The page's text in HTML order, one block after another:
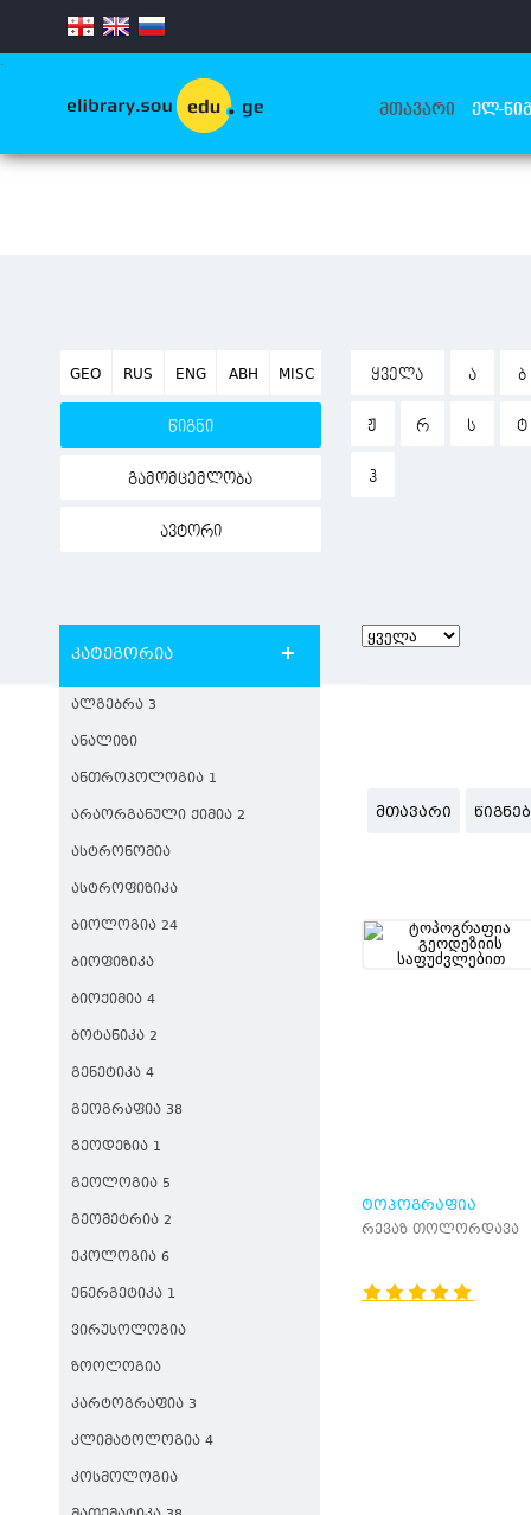
.
ᲛᲗᲐᲕᲐᲠᲘ ᲔᲚ-
GEO RUS ENG ABH MISC
წიგნი
გამომცემლობა
ავტორი
ᲧᲕᲔᲚᲐ Ა Ბ
Ჟ Რ Ს Ტ
Ჰ
კატეგორია
ᲐᲚᲒᲔᲑᲠᲐ 3
ᲐᲜᲐᲚᲘᲖᲘ
ᲐᲜᲗᲠᲝᲞᲝᲚᲝᲒᲘᲐ 1
ᲐᲠᲐᲝᲠᲒᲐᲜᲣᲚᲘ ᲥᲘᲛᲘᲐ 2
ᲐᲡᲢᲠᲝᲜᲝᲛᲘᲐ
ᲐᲡᲢᲠᲝᲤᲘᲖᲘᲙᲐ
ᲑᲘᲝᲚᲝᲒᲘᲐ 24
ᲑᲘᲝᲤᲘᲖᲘᲙᲐ
ᲑᲘᲝᲥᲘᲛᲘᲐ 4
ᲑᲝᲢᲐᲜᲘᲙᲐ 2
ᲒᲔᲜᲔᲢᲘᲙᲐ 4
ᲒᲔᲝᲒᲠᲐᲤᲘᲐ 38
ᲒᲔᲝᲓᲔᲖᲘᲐ 1
ᲒᲔᲝᲚᲝᲒᲘᲐ 5
ᲒᲔᲝᲛᲔᲢᲠᲘᲐ 2
ᲔᲙᲝᲚᲝᲒᲘᲐ 6
ᲔᲜᲔᲠᲒᲔᲢᲘᲙᲐ 1
ᲕᲘᲠᲣᲡᲝᲚᲝᲒᲘᲐ
ᲖᲝᲝᲚᲝᲒᲘᲐ
ᲙᲐᲠᲢᲝᲒᲠᲐᲤᲘᲐ 3
ᲙᲚᲘᲛᲐᲢᲝᲚᲝᲒᲘᲐ 4
ᲙᲝᲡᲛᲝᲚᲝᲒᲘᲐ
ᲛᲗᲐᲕᲐᲠᲘ
ᲢᲝᲞᲝᲒᲠᲐᲤᲘᲐ
ᲒᲔᲝᲓᲔᲖᲘᲘᲡ
რევაზ თოლორდავა